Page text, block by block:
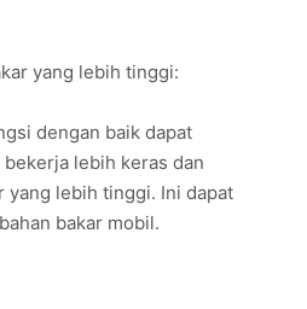
yang lebih tinggi:
dengan baik dapat
lebih keras dan
yang lebih tinggi. Ini dapat
bakar mobil.